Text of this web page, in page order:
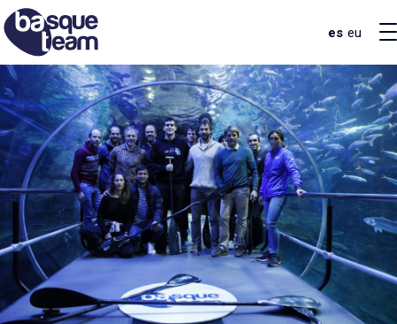
es eu